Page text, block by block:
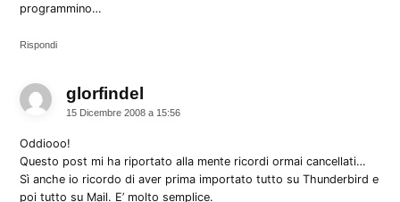
programmino…
Rispondi
glorfindel
15 Dicembre 2008 a 15:56
Oddiooo!
Questo post mi ha riportato alla mente ricordi ormai cancellati…
Sì anche io ricordo di aver prima importato tutto su Thunderbird e
poi tutto su Mail. E’ molto semplice.